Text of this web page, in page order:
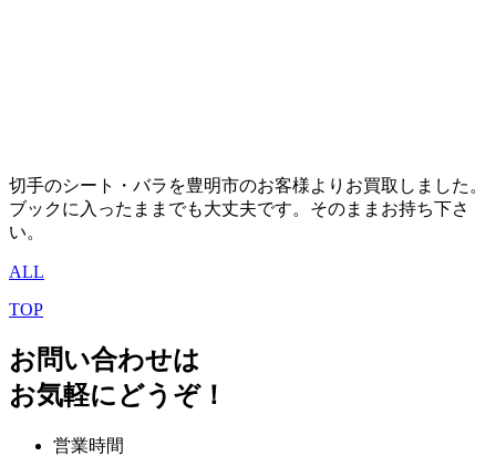
切手のシート・バラを豊明市のお客様よりお買取しました。
ブックに入ったままでも大丈夫です。そのままお持ち下さ
い。
ALL
TOP
お問い合わせは
お気軽にどうぞ！
営業時間